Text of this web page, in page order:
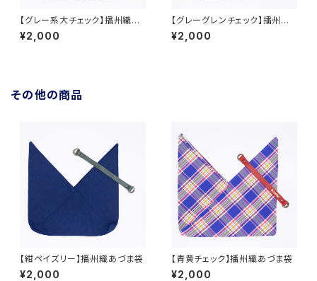
【グレー系大チェック】播州織あ
づま袋
¥2,000
【グレーグレンチェック】播州織
あづま袋
¥2,000
その他の商品
【紺ペイズリー】播州織あづま袋
¥2,000
【青黄チェック】播州織あづま袋
¥2,000